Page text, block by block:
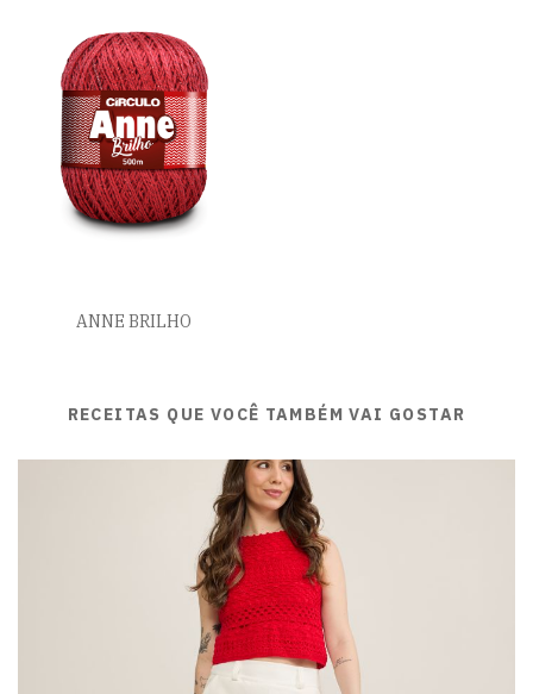
ANNE BRILHO
RECEITAS QUE VOCÊ TAMBÉM VAI GOSTAR